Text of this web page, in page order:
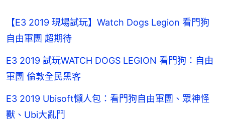
【E3 2019 現場試玩】Watch Dogs Legion 看門狗
自由軍團 超期待
E3 2019 試玩WATCH DOGS LEGION 看門狗：自由
軍團 倫敦全民黑客
E3 2019 Ubisoft懶人包：看門狗自由軍團、眾神怪
獸、Ubi大亂鬥